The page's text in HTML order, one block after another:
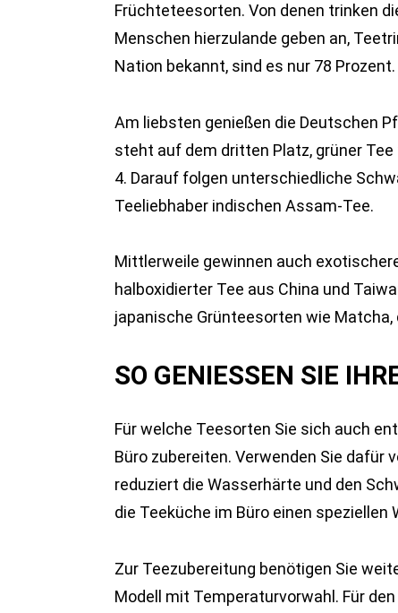
Früchteteesorten. Von denen trinken
Menschen hierzulande geben an,
Nation bekannt, sind es nur 78 Prozent.
Am liebsten genießen die Deutschen
steht auf dem dritten Platz, grüner
4. Darauf folgen unterschiedliche
Teeliebhaber indischen Assam-Tee.
Mittlerweile gewinnen auch
halboxidierter Tee aus China und
japanische Grünteesorten wie
SO GENIESSEN SIE
Für welche Teesorten Sie sich auch
Büro zubereiten. Verwenden Sie dafür
reduziert die Wasserhärte und den
die Teeküche im Büro einen
Zur Teezubereitung benötigen Sie
Modell mit Temperaturvorwahl. Für